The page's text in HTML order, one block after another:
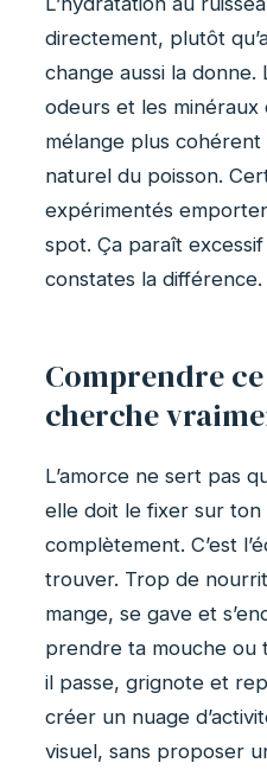
directement, plutôt
change aussi la donne.
odeurs et les
mélange plus cohérent
naturel du poisson.
expérimentés
spot. Ça paraît
constates la différence.
Comprendre
cherche
L’amorce ne sert pas
elle doit le fixer sur
complètement. C’est
trouver. Trop de
mange, se gave et
prendre ta mouche ou
il passe, grignote et
créer un nuage
visuel, sans proposer